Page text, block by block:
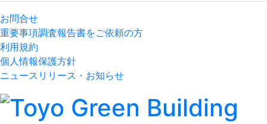
お問合せ
重要事項調査報告書をご依頼の方
利用規約
個人情報保護方針
ニュースリリース・お知らせ